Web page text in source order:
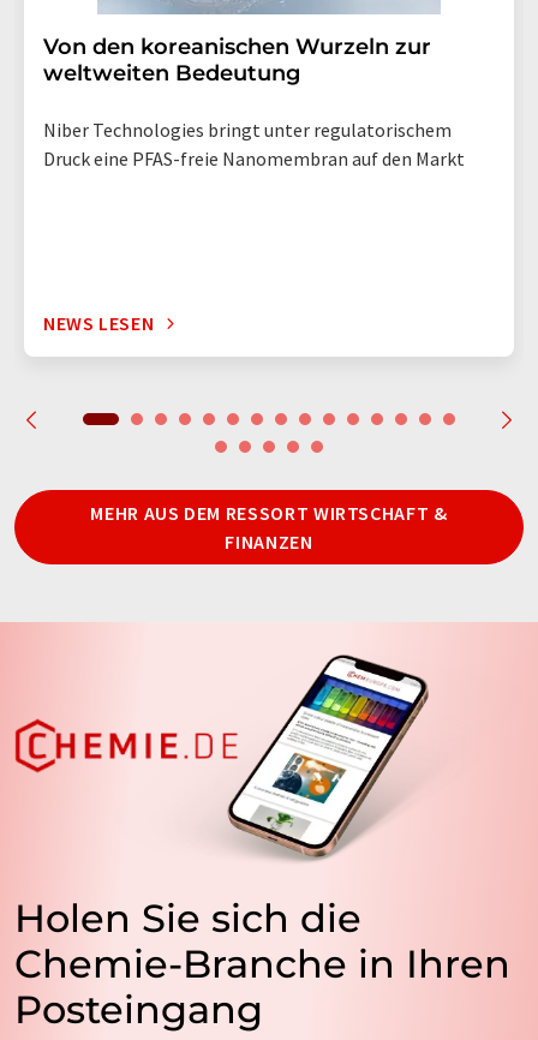
Von den koreanischen Wurzeln zur
weltweiten Bedeutung
Niber Technologies bringt unter regulatorischem
Druck eine PFAS-freie Nanomembran auf den Markt
NEWS LESEN
MEHR AUS DEM RESSORT WIRTSCHAFT &
FINANZEN
Holen Sie sich die
Chemie-Branche in Ihren
Posteingang